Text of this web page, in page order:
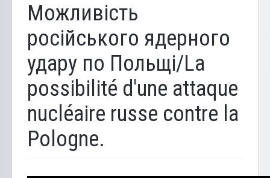
Можливість
російського ядерного
удару по Польщі/La
possibilité d'une attaque
nucléaire russe contre la
Pologne.